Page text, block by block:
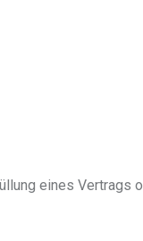
eines Vertrags